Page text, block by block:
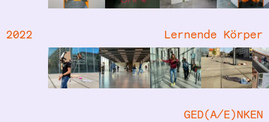
2022 Lernende Körper
GED(A/E)NKEN